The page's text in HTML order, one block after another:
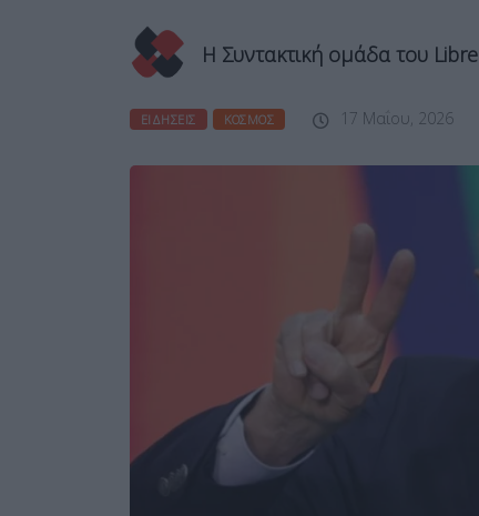
Η Συντακτική ομάδα του Libre
ΕΙΔΉΣΕΙΣ ΚΌΣΜΟΣ 17 Μαΐου, 2026